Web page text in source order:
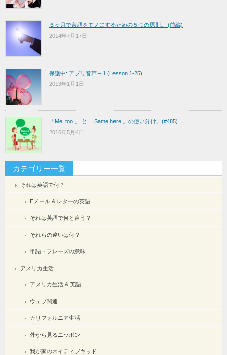
６ヶ月で言語をモノにするための５つの原則。 (前編)
2014年7月17日
保護中: アプリ音声 – 1 (Lesson 1-25)
2013年1月1日
「Me, too.」 と 「Same here.」の使い分け。(#485)
2016年5月4日
カテゴリー一覧
それは英語で何？
Eメール & レターの英語
それは英語で何と言う？
それらの違いは何？
単語・フレーズの意味
アメリカ生活
アメリカ生活 & 英語
ウェブ関連
カリフォルニア生活
外から見るニッポン
我が家のネイティブキッド